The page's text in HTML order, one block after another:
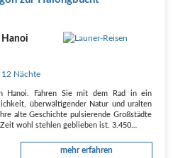
Hanoi
12 Nächte
Hanoi. Fahren Sie mit dem Rad in ein
überwältigender Natur und uralten
alte Geschichte pulsierende Großstädte
wohl stehlen geblieben ist. 3.450…
mehr erfahren